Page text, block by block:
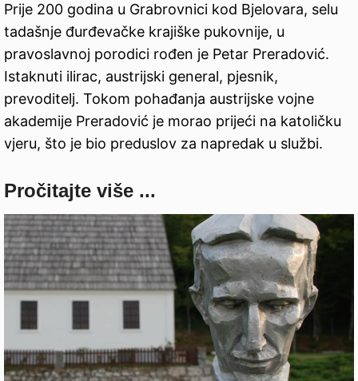
Prije 200 godina u Grabrovnici kod Bjelovara, selu
tadašnje đurđevačke krajiške pukovnije, u
pravoslavnoj porodici rođen je Petar Preradović.
Istaknuti ilirac, austrijski general, pjesnik,
prevoditelj. Tokom pohađanja austrijske vojne
akademije Preradović je morao prijeći na katoličku
vjeru, što je bio preduslov za napredak u službi.
Pročitajte više ...